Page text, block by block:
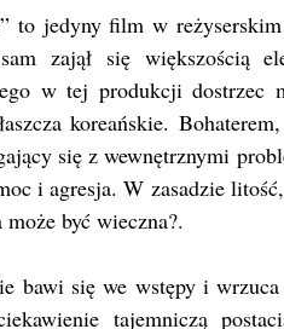
to jedyny film w
zajął się większością
w tej produkcji dostrzec
koreańskie.
się z wewnętrznymi
i agresja. W zasadzie
być wieczna?.
bawi się we wstępy i
tajemniczą